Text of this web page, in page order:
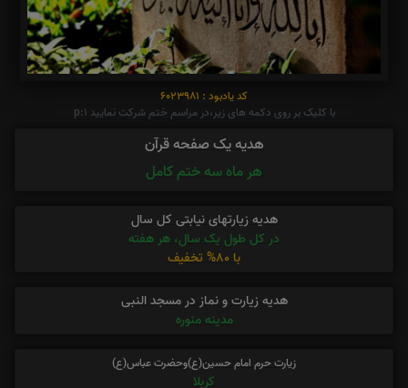
کد یادبود : 6023981
با کلیک بر روی دکمه های زیر،در مراسم ختم شرکت نمایید p:1
هدیه یک صفحه قرآن
هر ماه سه ختم کامل
هدیه زیارتهای نیابتی کل سال
در کل طول یک سال، هر هفته
با 80% تخفیف
هدیه زیارت و نماز در مسجد النبی
مدینه منوره
زیارت حرم امام حسین(ع)وحضرت عباس(ع)
کربلا